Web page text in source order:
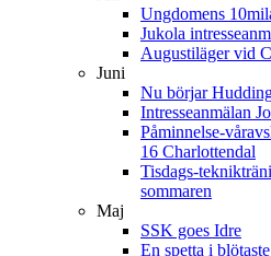
Ungdomens
Jukola
Augustiläger vid
Juni
Nu börjar
Intresseanmälan
Påminnelse-
16 Charlottendal
Tisdags-
sommaren
Maj
SSK goes Idre
En spetta i